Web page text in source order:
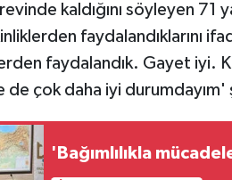
kaldığını söyleyen 71
faydalandıklarını
faydalandık. Gayet iyi.
de çok daha iyi durumdayım'
'Bağımlılıkla